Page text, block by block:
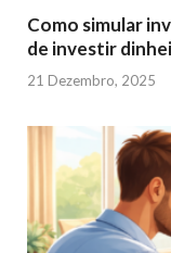
Como simular
de investir
21 Dezembro, 2025